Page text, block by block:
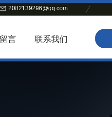
2082139296@qq.com
言 联系我们